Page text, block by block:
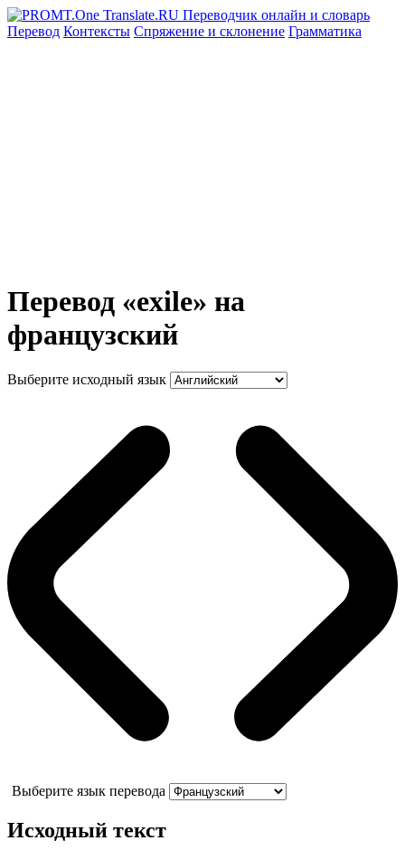
Перевод Контексты Спряжение и склонение Грамматика
Перевод «exile» на
французский
Выберите исходный язык
Выберите язык перевода
Исходный текст